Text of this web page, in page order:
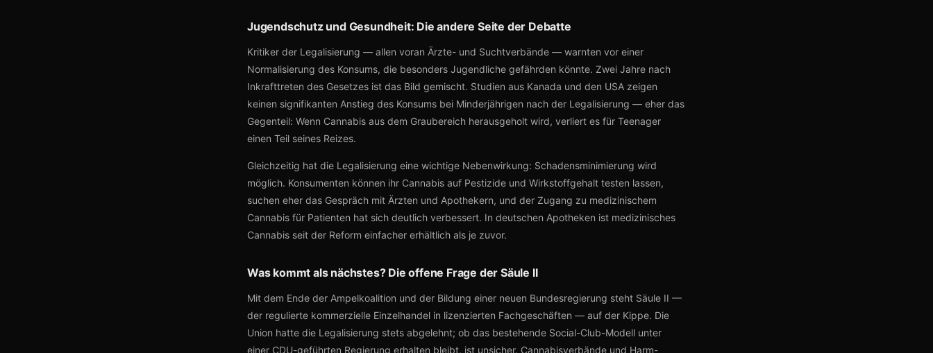
Jugendschutz und Gesundheit: Die andere Seite der Debatte
Kritiker der Legalisierung — allen voran Ärzte- und Suchtverbände — warnten vor einer
Normalisierung des Konsums, die besonders Jugendliche gefährden könnte. Zwei Jahre nach
Inkrafttreten des Gesetzes ist das Bild gemischt. Studien aus Kanada und den USA zeigen
keinen signifikanten Anstieg des Konsums bei Minderjährigen nach der Legalisierung — eher das
Gegenteil: Wenn Cannabis aus dem Graubereich herausgeholt wird, verliert es für Teenager
einen Teil seines Reizes.
Gleichzeitig hat die Legalisierung eine wichtige Nebenwirkung: Schadensminimierung wird
möglich. Konsumenten können ihr Cannabis auf Pestizide und Wirkstoffgehalt testen lassen,
suchen eher das Gespräch mit Ärzten und Apothekern, und der Zugang zu medizinischem
Cannabis für Patienten hat sich deutlich verbessert. In deutschen Apotheken ist medizinisches
Cannabis seit der Reform einfacher erhältlich als je zuvor.
Was kommt als nächstes? Die offene Frage der Säule II
Mit dem Ende der Ampelkoalition und der Bildung einer neuen Bundesregierung steht Säule II —
der regulierte kommerzielle Einzelhandel in lizenzierten Fachgeschäften — auf der Kippe. Die
Union hatte die Legalisierung stets abgelehnt; ob das bestehende Social-Club-Modell unter
einer CDU-geführten Regierung erhalten bleibt, ist unsicher. Cannabisverbände und Harm-